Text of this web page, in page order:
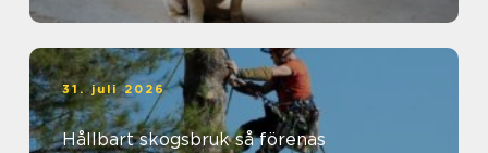
31. juli 2026
Hållbart skogsbruk så förenas